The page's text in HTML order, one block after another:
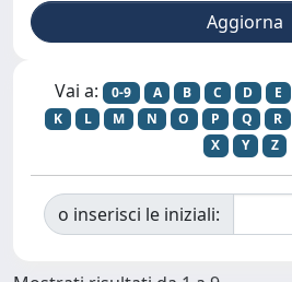
Vai a: 0-9 A B C D E
K
L M N O P Q R
X
Y Z
o inserisci le iniziali: